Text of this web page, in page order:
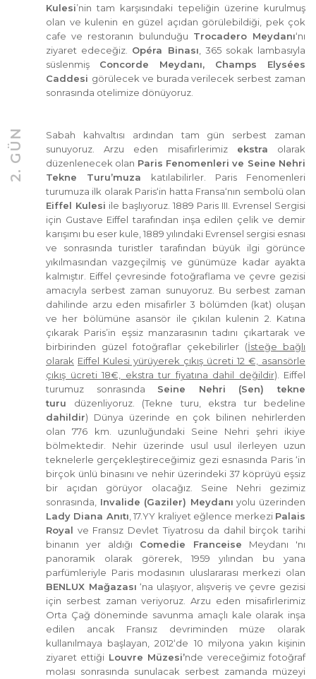
Kulesi’nin tam karşısındaki tepeliğin üzerine kurulmuş
olan ve kulenin en güzel açıdan görülebildiği, pek çok
cafe ve restoranın bulunduğu Trocadero Meydanı‘nı
ziyaret edeceğiz. Opéra Binası , 365 sokak lambasıyla
süslenmiş Concorde Meydanı, Champs Elysées
Caddesi görülecek ve burada verilecek serbest zaman
sonrasında otelimize dönüyoruz.
2. GÜN
Sabah kahvaltısı ardından tam gün serbest zaman
sunuyoruz. Arzu eden misafirlerimiz ekstra olarak
düzenlenecek olan Paris Fenomenleri ve Seine Nehri
Tekne Turu’muza
katılabilirler. Paris Fenomenleri
turumuza ilk olarak Paris‘in hatta Fransa‘nın sembolü olan
Eiffel Kulesi ile başlıyoruz. 1889 Paris III. Evrensel Sergisi
için Gustave Eiffel tarafından inşa edilen çelik ve demir
karışımı bu eser kule, 1889 yılındaki Evrensel sergisi esnası
ve sonrasında turistler tarafından büyük ilgi görünce
yıkılmasından vazgeçilmiş ve günümüze kadar ayakta
kalmıştır. Eiffel çevresinde fotoğraflama ve çevre gezisi
amacıyla serbest zaman sunuyoruz. Bu serbest zaman
dahilinde arzu eden misafirler 3 bölümden (kat) oluşan
ve her bölümüne asansör ile çıkılan kulenin 2. Katına
çıkarak Paris’in eşsiz manzarasının tadını çıkartarak ve
birbirinden güzel fotoğraflar çekebilirler (İsteğe bağlı
olarak Eiffel Kulesi yürüyerek çıkış ücreti 12 €, asansörle
çıkış ücreti 18€, ekstra tur fiyatına dahil değildir). Eiffel
turumuz sonrasında Seine Nehri (Sen) tekne
turu düzenliyoruz. (Tekne turu, ekstra tur bedeline
dahildir) Dünya üzerinde en çok bilinen nehirlerden
olan 776 km. uzunluğundaki Seine Nehri şehri ikiye
bölmektedir. Nehir üzerinde usul usul ilerleyen uzun
teknelerle gerçekleştireceğimiz gezi esnasında Paris ‘in
birçok ünlü binasını ve nehir üzerindeki 37 köprüyü eşsiz
bir açıdan görüyor olacağız. Seine Nehri gezimiz
sonrasında, Invalide (Gaziler) Meydanı yolu üzerinden
Lady Diana Anıtı , 17.YY kraliyet eğlence merkezi Palais
Royal ve Fransız Devlet Tiyatrosu da dahil birçok tarihi
binanın yer aldığı Comedie Franceise Meydanı 'nı
panoramik olarak görerek, 1959 yılından bu yana
parfümleriyle Paris modasının uluslararası merkezi olan
BENLUX Mağazası ‘na ulaşıyor, alışveriş ve çevre gezisi
için serbest zaman veriyoruz. Arzu eden misafirlerimiz
Orta Çağ döneminde savunma amaçlı kale olarak inşa
edilen ancak Fransız devriminden müze olarak
kullanılmaya başlayan, 2012‘de 10 milyona yakın kişinin
ziyaret ettiği Louvre Müzesi’nde vereceğimiz fotoğraf
molası sonrasında sunulacak serbest zamanda müzeyi